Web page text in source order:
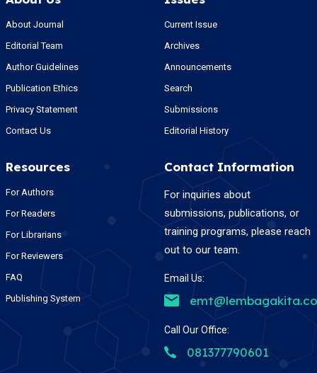
About Journal
Editorial Team
Author Guidelines
Publication Ethics
Privacy Statement
Contact Us
Current Issue
Archives
Announcements
Search
Submissions
Editorial History
Resources
For Authors
For Readers
For Librarians
For Reviewers
FAQ
Publishing System
Contact Information
For inquiries about
submissions, publications, or
training programs, please reach
out to our team.
Email Us:
Call Our Office:
081377790601